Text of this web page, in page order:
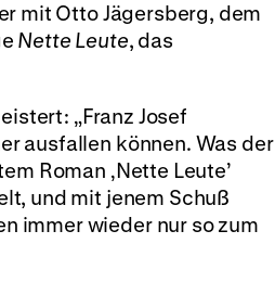
mit Otto Jägersberg, dem
Nette Leute, das
„Franz Josef
ausfallen können. Was der
Roman ‚Nette Leute’
und mit jenem Schuß
immer wieder nur so zum